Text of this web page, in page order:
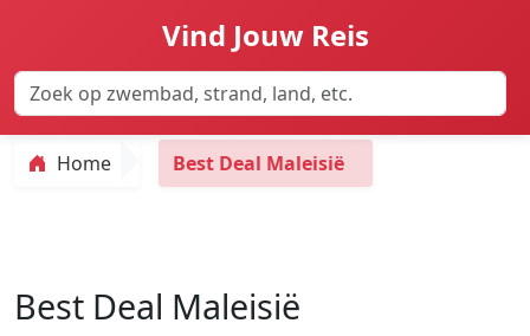
Vind Jouw Reis
Home Best Deal Maleisië
Best Deal Maleisië